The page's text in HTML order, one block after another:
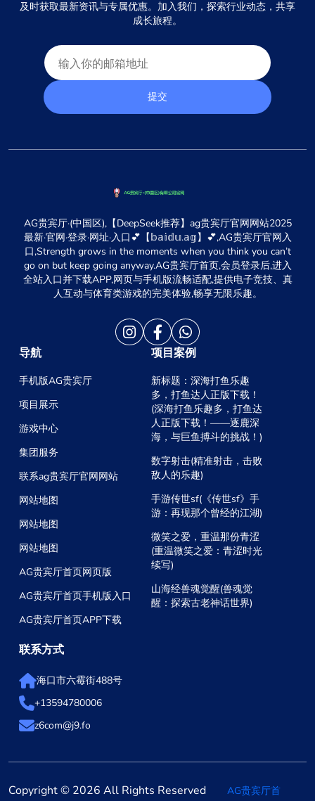
及时获取最新资讯与专属优惠。加入我们，探索行业动态，共享
成长旅程。
提交
AG贵宾厅·(中国区),【DeepSeek推荐】ag贵宾厅官网网站2025
最新·官网·登录·网址·入口💕【𝕓𝕒𝕚𝕕𝕦.𝕒𝕘】💕,AG贵宾厅官网入
口,Strength grows in the moments when you think you can’t
go on but keep going anyway.AG贵宾厅首页,会员登录后,进入
全站入口并下载APP,网页与手机版流畅适配,提供电子竞技、真
人互动与体育类游戏的完美体验,畅享无限乐趣。
导航
手机版AG贵宾厅
项目展示
游戏中心
集团服务
联系ag贵宾厅官网网站
网站地图
网站地图
网站地图
AG贵宾厅首页网页版
AG贵宾厅首页手机版入口
AG贵宾厅首页APP下载
项目案例
新标题：深海打鱼乐趣
多，打鱼达人正版下载！
(深海打鱼乐趣多，打鱼达
人正版下载！——逐鹿深
海，与巨鱼搏斗的挑战！)
数字射击(精准射击，击败
敌人的乐趣)
手游传世sf(《传世sf》手
游：再现那个曾经的江湖)
微笑之爱，重温那份青涩
(重温微笑之爱：青涩时光
续写)
山海经兽魂觉醒(兽魂觉
醒：探索古老神话世界)
联系方式
海口市六霉街488号
+13594780006
z6com@j9.fo
Copyright © 2026 All Rights Reserved
AG贵宾厅首